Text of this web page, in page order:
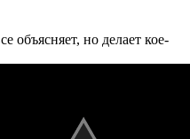
объясняет, но делает кое-